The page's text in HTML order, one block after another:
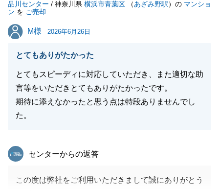
ございました。
今後も末永いお付き合いの程、何卒よろしくお願いい
たします。
閉じる
品川センター / 神奈川県 横浜市青葉区 （あざみ野駅）の マンショ
ン を ご売却
M様
M様 2026年6月26日
とてもありがたかった
とてもスピーディに対応していただき、また適切な助
言等をいただきとてもありがたかったです。
期待に添えなかったと思う点は特段ありませんでし
た。
東急リバブル
センターからの返答
この度は弊社をご利用いただきまして誠にありがとう